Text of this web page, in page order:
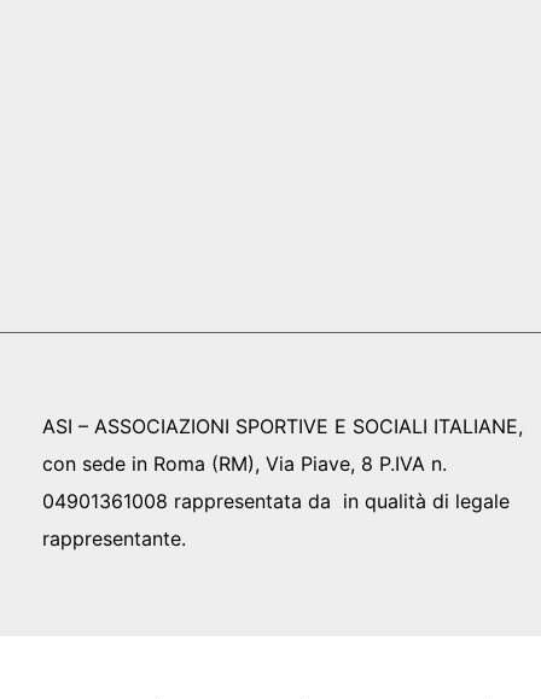
ASI – ASSOCIAZIONI SPORTIVE E SOCIALI ITALIANE,
con sede in Roma (RM), Via Piave, 8 P.IVA n.
04901361008 rappresentata da in qualità di legale
rappresentante.